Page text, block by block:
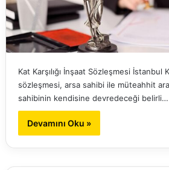
Kat Karşılığı İnşaat Sözleşmesi İstanbul
sözleşmesi, arsa sahibi ile müteahhit
sahibinin kendisine devredeceği belirli…
Devamını Oku »